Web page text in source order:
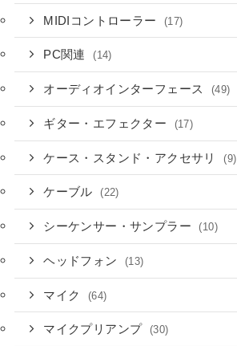
MIDIコントローラー (17)
PC関連 (14)
オーディオインターフェース (49)
ギター・エフェクター (17)
ケース・スタンド・アクセサリ (9)
ケーブル (22)
シーケンサー・サンプラー (10)
ヘッドフォン (13)
マイク (64)
マイクプリアンプ (30)